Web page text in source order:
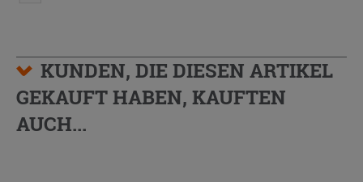
KUNDEN, DIE DIESEN ARTIKEL
GEKAUFT HABEN, KAUFTEN
AUCH...